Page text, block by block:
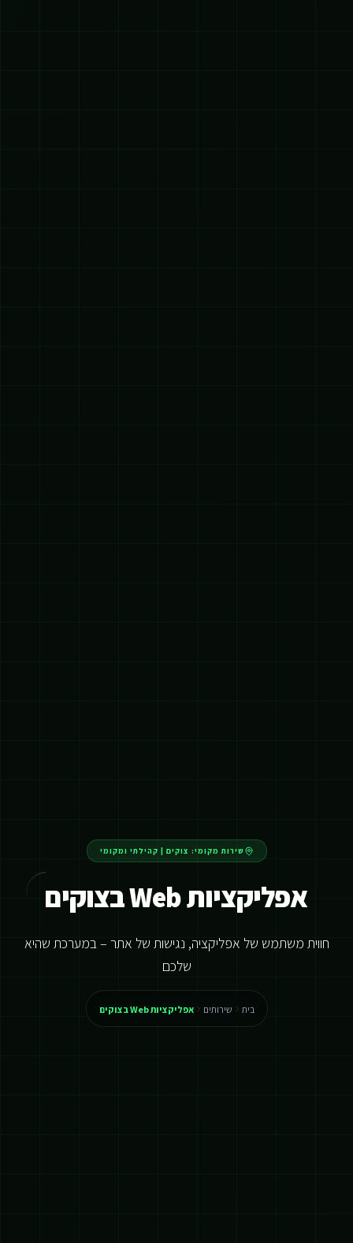
שירות מקומי: צוקים קהילתי ומקומי
אפליקציות Web בצוקים
חווית משתמש של אפליקציה, נגישות של אתר – במערכת שהיא
שלכם
בית שירותים אפליקציות Web בצוקים